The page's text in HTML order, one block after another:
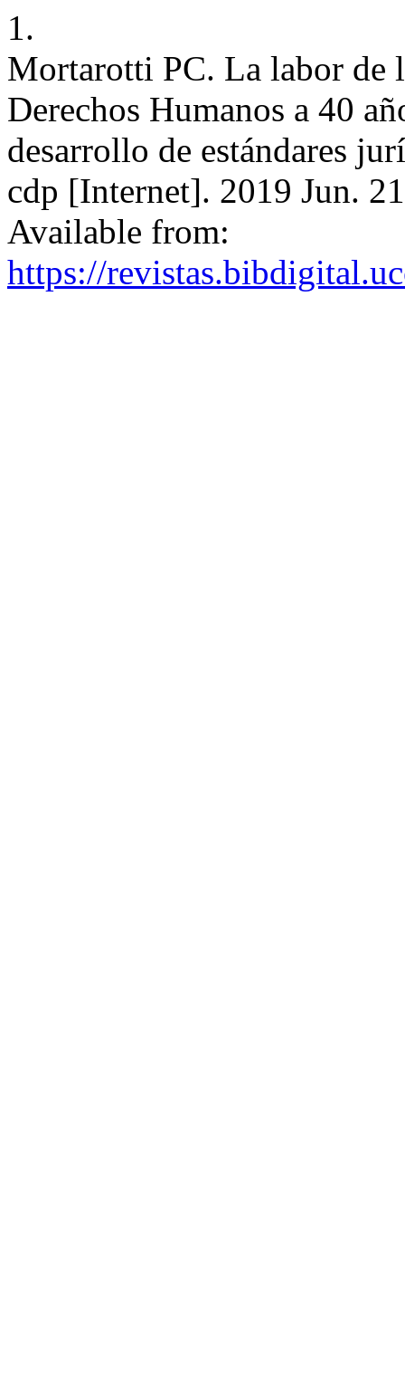
1.
Mortarotti PC. La labor de
Derechos Humanos a 40
desarrollo de estándares
cdp [Internet]. 2019 Jun.
Available from:
https://